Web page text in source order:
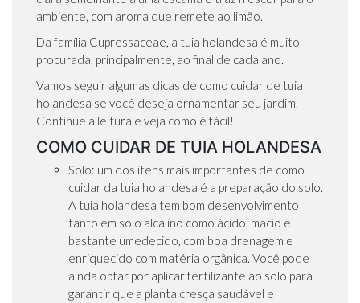
ambiente, com aroma que remete ao limão.
Da família Cupressaceae, a tuia holandesa é muito
procurada, principalmente, ao final de cada ano.
Vamos seguir algumas dicas de como cuidar de tuia
holandesa se você deseja ornamentar seu jardim.
Continue a leitura e veja como é fácil!
COMO CUIDAR DE TUIA HOLANDESA
Solo: um dos itens mais importantes de como
cuidar da tuia holandesa é a preparação do solo.
A tuia holandesa tem bom desenvolvimento
tanto em solo alcalino como ácido, macio e
bastante umedecido, com boa drenagem e
enriquecido com matéria orgânica. Você pode
ainda optar por aplicar fertilizante ao solo para
garantir que a planta cresça saudável e